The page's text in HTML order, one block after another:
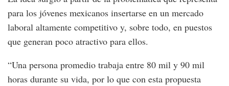
para los jóvenes mexicanos insertarse en un mercado
laboral altamente competitivo y, sobre todo, en puestos
que generan poco atractivo para ellos.
“Una persona promedio trabaja entre 80 mil y 90 mil
horas durante su vida, por lo que con esta propuesta